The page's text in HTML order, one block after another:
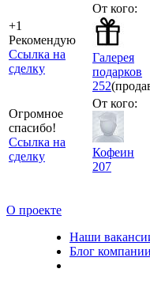
+1
Рекомендую
Ссылка на
сделку
От кого:
Галерея
подарков
252
Огромное
спасибо!
Ссылка на
сделку
От кого:
Кофеин
207
О проекте
Наши
Блог компании